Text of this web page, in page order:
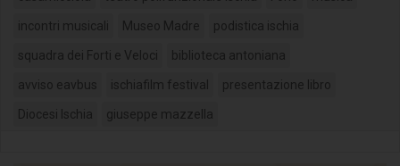
incontri musicali Museo Madre podistica ischia
squadra dei Forti e Veloci biblioteca antoniana
avviso eavbus ischiafilm festival presentazione libro
Diocesi Ischia giuseppe mazzella